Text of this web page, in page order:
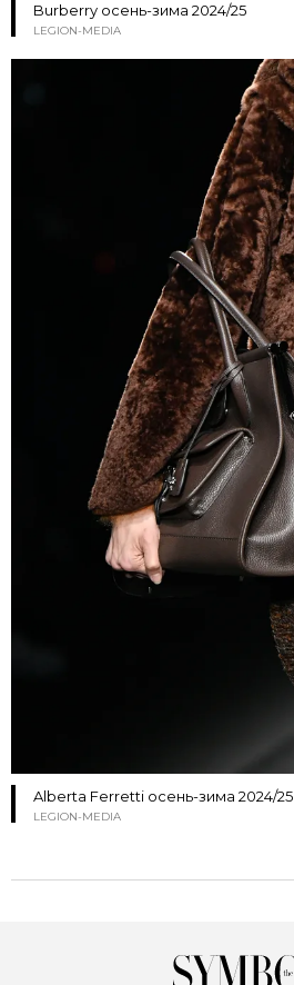
Burberry осень-зима 2024/25
LEGION-MEDIA
Alberta Ferretti осень-зима 2024/25
LEGION-MEDIA